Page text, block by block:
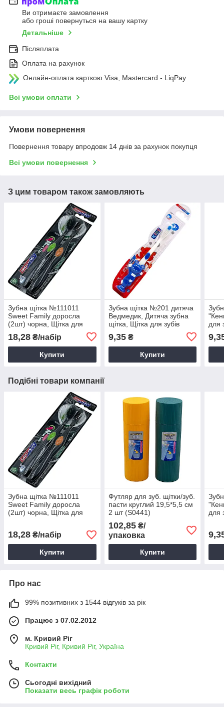
Ви отримаєте замовлення
або гроші повернуться на вашу картку
Детальніше
Післяплата
Оплата на рахунок
Онлайн-оплата карткою Visa, Mastercard - LiqPay
Всі умови оплати
Умови повернення
Повернення товару впродовж 14 днів за рахунок покупця
Всі умови повернення
З цим товаром також замовляють
Зубна щітка №111011
Sweet Family доросла
(2шт) чорна, Щітка для
18,28 ₴/набір
Купити
Зубна щітка №201 дитяча
Ведмедик, Дитяча зубна
щітка, Щітка для зубів
9,35₴
Купити
для
Подібні товари компанії
Зубна щітка №111011
Sweet Family доросла
(2шт) чорна, Щітка для
18,28 ₴/набір
Купити
Футляр для зуб. щітки/зуб.
пасти круглий 19,5*5,5 см
2 шт (S0441)
102,85₴/
упаковка
Купити
для
Про нас
99% позитивних з 1544 відгуків за рік
Працює з 07.02.2012
м. Кривий Ріг
Кривий Ріг, Кривий Ріг, Україна
Контакти
Сьогодні вихідний
Показати весь графік роботи